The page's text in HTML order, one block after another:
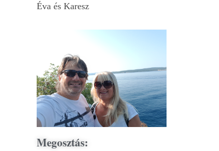
Éva és Karesz
Megosztás: